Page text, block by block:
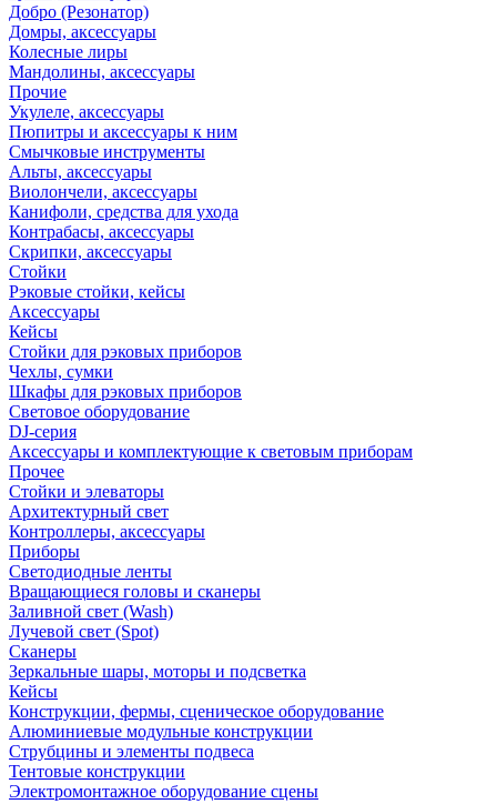
Добро (Резонатор)
Домры, аксессуары
Колесные лиры
Мандолины, аксессуары
Прочие
Укулеле, аксессуары
Пюпитры и аксессуары к ним
Смычковые инструменты
Альты, аксессуары
Виолончели, аксессуары
Канифоли, средства для ухода
Контрабасы, аксессуары
Скрипки, аксессуары
Стойки
Рэковые стойки, кейсы
Аксессуары
Кейсы
Стойки для рэковых приборов
Чехлы, сумки
Шкафы для рэковых приборов
Световое оборудование
DJ-серия
Аксессуары и комплектующие к световым приборам
Прочее
Стойки и элеваторы
Архитектурный свет
Контроллеры, аксессуары
Приборы
Светодиодные ленты
Вращающиеся головы и сканеры
Заливной свет (Wash)
Лучевой свет (Spot)
Сканеры
Зеркальные шары, моторы и подсветка
Кейсы
Конструкции, фермы, сценическое оборудование
Алюминиевые модульные конструкции
Струбцины и элементы подвеса
Тентовые конструкции
Электромонтажное оборудование сцены